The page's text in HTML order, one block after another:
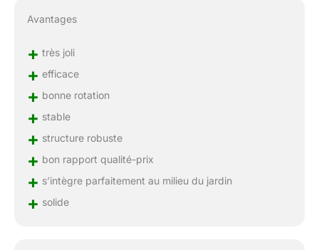
Avantages
+ très joli
+ efficace
+ bonne rotation
+ stable
+ structure robuste
+ bon rapport qualité-prix
+ s’intègre parfaitement au milieu du jardin
+ solide